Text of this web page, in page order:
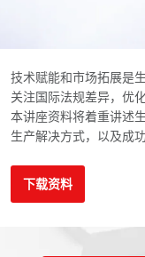
技术赋能和市场拓展是
关注国际法规差异，优
本讲座资料将着重讲述
生产解决方式，以及成
下载资料